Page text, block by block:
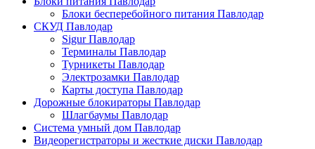
Блоки бесперебойного питания Павлодар
СКУД Павлодар
Sigur Павлодар
Терминалы Павлодар
Турникеты Павлодар
Электрозамки Павлодар
Карты доступа Павлодар
Дорожные блокираторы Павлодар
Шлагбаумы Павлодар
Система умный дом Павлодар
Видеорегистраторы и жесткие диски Павлодар